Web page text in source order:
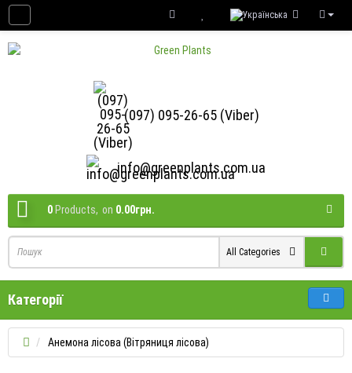
(097) 095-26-65 (Viber)
info@greenplants.com.ua
0 Products, on 0.00грн.
All Categories
Категорії
Анемона лісова (Вітряниця лісова)